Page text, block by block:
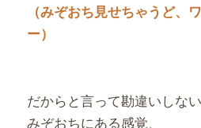
（みぞおち見せちゃうど、
ー）
だからと言って勘違いしない
みぞおちにある感覚、